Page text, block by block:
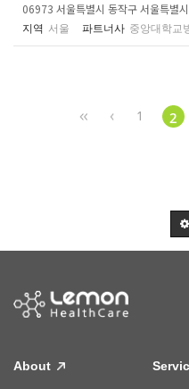
06973 서울특별시 동작구 서울특별
지역 서울 파트너사 중앙대학교
1 2
About